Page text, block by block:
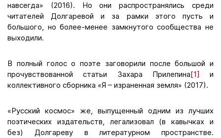
навсегда» (2016). Но они распространялись среди
читателей Долгаревой и за рамки этого пусть и
большого, но более-менее замкнутого сообщества не
выходили.
В полный голос о поэте заговорили после большой и
прочувствованной статьи Захара Прилепина[1]
и
коллективного сборника «Я – израненная земля» (2017).
«Русский космос» же, выпущенный одним из лучших
поэтических издательств, легализовал (в кавычках и
без) Долгареву в литературном пространстве.